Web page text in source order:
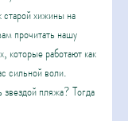
старой хижины на
прочитать нашу
которые работают как
сильной воли.
звездой пляжа? Тогда